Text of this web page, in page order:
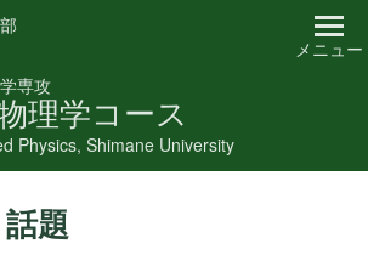
専攻
理学コース
Physics, Shimane University
メニュー
題